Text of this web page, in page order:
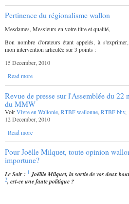
Pertinence du régionalisme wallon
Mesdames, Messieurs en votre titre et qualité,
Bon nombre d'orateurs étant appelés, à
mon intervention articulée sur 3 points :
15 December, 2010
Read more
Revue de presse sur l'Assemblée du 22
du MMW
VoirVivre en Wallonie, RTBF wallonne, RTBF bhv,
12 December, 2010
Read more
Pour Joëlle Milquet, toute opinion
importune?
Le Soir : 1 Joëllle Milquet, la sortie de vos deux
2, est-ce une faute politique ?